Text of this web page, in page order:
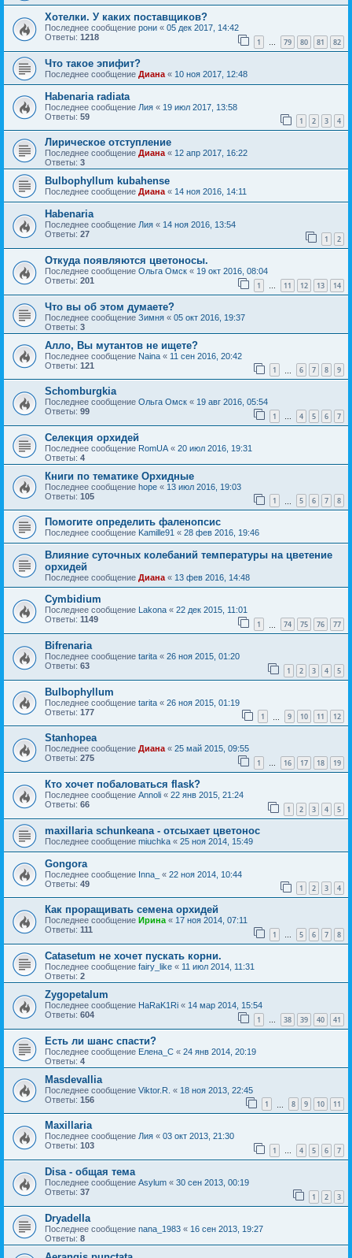
Хотелки. У каких поставщиков?
Последнее сообщение рони « 05 дек 2017, 14:42
Ответы: 1218 1 … 79 80 81 82
Что такое эпифит?
Последнее сообщение Диана « 10 ноя 2017, 12:48
Habenaria radiata
Последнее сообщение Лия « 19 июл 2017, 13:58
Ответы: 59 1 2 3 4
Лирическое отступление
Последнее сообщение Диана « 12 апр 2017, 16:22
Ответы: 3
Bulbophyllum kubahense
Последнее сообщение Диана « 14 ноя 2016, 14:11
Habenaria
Последнее сообщение Лия « 14 ноя 2016, 13:54
Ответы: 27 1 2
Откуда появляются цветоносы.
Последнее сообщение Ольга Омск « 19 окт 2016, 08:04
Ответы: 201 1 11 12 13 14
Что вы об этом думаете?
Последнее сообщение Зимня « 05 окт 2016, 19:37
Ответы: 3
Алло, Вы мутантов не ищете?
Последнее сообщение Naina « 11 сен 2016, 20:42
Ответы: 121 1 6 7 8 9
Schomburgkia
Последнее сообщение Ольга Омск « 19 авг 2016, 05:54
Ответы: 99 1 … 4 5 6 7
Селекция орхидей
Последнее сообщение RomUA « 20 июл 2016, 19:31
Ответы: 4
Книги по тематике Орхидные
Последнее сообщение hope « 13 июл 2016, 19:03
Ответы: 105 1 5 6 7 8
Помогите определить фаленопсис
Последнее сообщение Kamille91 « 28 фев 2016, 19:46
Влияние суточных колебаний температуры на цветение
орхидей
Последнее сообщение Диана« 13 фев 2016, 14:48
Cymbidium
Последнее сообщение Lakona « 22 дек 2015, 11:01
Ответы: 1149 1 74 75 76 77
Bifrenaria
Последнее сообщение tarita « 26 ноя 2015, 01:20
Ответы: 63 1 2 3 4 5
Bulbophyllum
Последнее сообщение tarita « 26 ноя 2015, 01:19
Ответы: 177 1 9 10 11 12
Stanhopea
Последнее сообщение Диана « 25 май 2015, 09:55
Ответы: 275 1 … 16 17 18 19
Кто хочет побаловаться flask?
Последнее сообщение Annoli « 22 янв 2015, 21:24
Ответы: 66 1 2 3 4 5
maxillaria schunkeana - отсыхает цветонос
Последнее сообщение miuchka « 25 ноя 2014, 15:49
Gongora
Последнее сообщение Inna_ « 22 ноя 2014, 10:44
Ответы: 49 1 2 3 4
Как проращивать семена орхидей
Последнее сообщение Ирина « 17 ноя 2014, 07:11
Ответы: 111 1 … 5 6 7 8
Catasetum не хочет пускать корни.
Последнее сообщение fairy_like « 11 июл 2014, 11:31
Ответы: 2
Zygopetalum
Последнее сообщение HaRaK1Ri « 14 мар 2014, 15:54
Ответы: 604 1 … 38 39 40 41
Есть ли шанс спасти?
Последнее сообщение Елена_С « 24 янв 2014, 20:19
Ответы: 4
Masdevallia
Последнее сообщение Viktor.R. « 18 ноя 2013, 22:45
Ответы: 156 1 8 9 10 11
Maxillaria
Последнее сообщение Лия « 03 окт 2013, 21:30
Ответы: 103 1 … 4 5 6 7
Disa - общая тема
Последнее сообщение Asylum « 30 сен 2013, 00:19
Ответы: 37 1 2 3
Dryadella
Последнее сообщение nana_1983 « 16 сен 2013, 19:27
Ответы: 8